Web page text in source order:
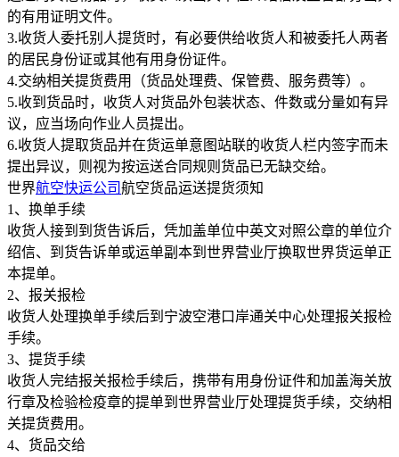
的有用证明文件。
3.收货人委托别人提货时，有必要供给收货人和被委托人两者
的居民身份证或其他有用身份证件。
4.交纳相关提货费用（货品处理费、保管费、服务费等）。
5.收到货品时，收货人对货品外包装状态、件数或分量如有异
议，应当场向作业人员提出。
6.收货人提取货品并在货运单意图站联的收货人栏内签字而未
提出异议，则视为按运送合同规则货品已无缺交给。
世界航空快运公司航空货品运送提货须知
1、换单手续
收货人接到到货告诉后，凭加盖单位中英文对照公章的单位介
绍信、到货告诉单或运单副本到世界营业厅换取世界货运单正
本提单。
2、报关报检
收货人处理换单手续后到宁波空港口岸通关中心处理报关报检
手续。
3、提货手续
收货人完结报关报检手续后，携带有用身份证件和加盖海关放
行章及检验检疫章的提单到世界营业厅处理提货手续，交纳相
关提货费用。
4、货品交给